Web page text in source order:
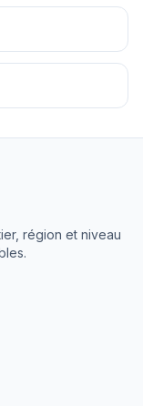
région et niveau